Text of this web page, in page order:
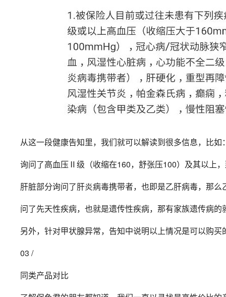
从这一段健康告知里，我们就可以解读到很多信息，比如
询问了高血压Ⅱ级（收缩在160，舒张压100）及其以上
肝脏部分询问了肝炎病毒携带者，也即是乙肝病毒，那
问了先天性疾病，也就是遗传性疾病，那有家族遗传病的
另外，针对甲状腺异常，告知中说明以上情况是可以购买
03 /
同类产品对比